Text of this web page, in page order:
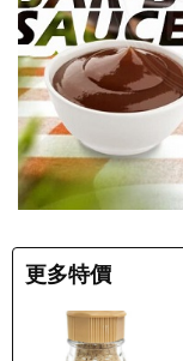
更多特價